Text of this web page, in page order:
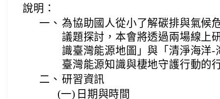
說明：
一、 為協助國人從小了解碳排與氣候
議題探討，本會將透過兩場線上
識臺灣能源地圖」與「清淨海洋
臺灣能源知識與棲地守護行動的
二、 研習資訊
(一) 日期與時間